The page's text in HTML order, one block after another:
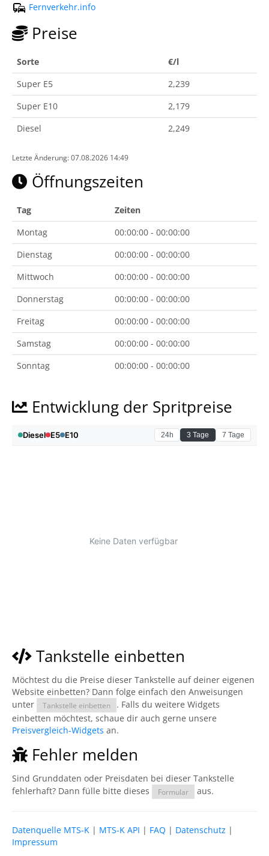
Fernverkehr.info
Preise
Sorte
€/l
Super E5
2,239
Super E10
2,179
Diesel
2,249
Letzte Änderung: 07.08.2026 14:49
Öffnungszeiten
Tag
Zeiten
Montag
00:00:00 - 00:00:00
Dienstag
00:00:00 - 00:00:00
Mittwoch
00:00:00 - 00:00:00
Donnerstag
00:00:00 - 00:00:00
Freitag
00:00:00 - 00:00:00
Samstag
00:00:00 - 00:00:00
Sonntag
00:00:00 - 00:00:00
Entwicklung der Spritpreise
Tankstelle einbetten
Möchtest du die Preise dieser Tankstelle auf deiner eigenen
Website einbetten? Dann folge einfach den Anweisungen
unter
Tankstelle einbetten
. Falls du weitere Widgets
einbetten möchtest, schaue dir auch gerne unsere
Preisvergleich-Widgets an.
Fehler melden
Sind Grunddaten oder Preisdaten bei dieser Tankstelle
fehlerhaft? Dann fülle bitte dieses
Formular aus.
Datenquelle MTS-K | MTS-K API | FAQ | Datenschutz |
Impressum